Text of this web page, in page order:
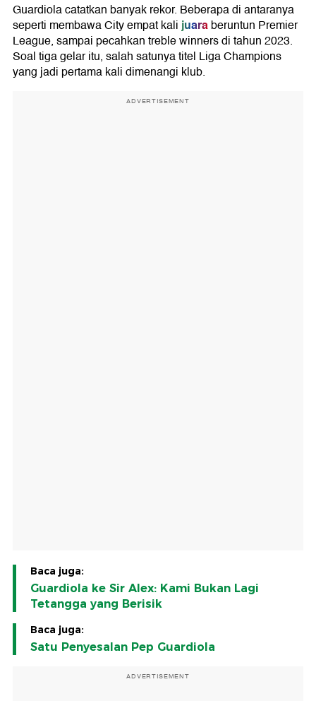
Guardiola catatkan banyak rekor. Beberapa di antaranya
seperti membawa City empat kalijuaraberuntun Premier
League, sampai pecahkan treble winners di tahun 2023.
Soal tiga gelar itu, salah satunya titel Liga Champions
yang jadi pertama kali dimenangi klub.
ADVERTISEMENT
Baca juga:
Guardiola ke Sir Alex: Kami Bukan Lagi
Tetangga yang Berisik
Baca juga:
Satu Penyesalan Pep Guardiola
ADVERTISEMENT